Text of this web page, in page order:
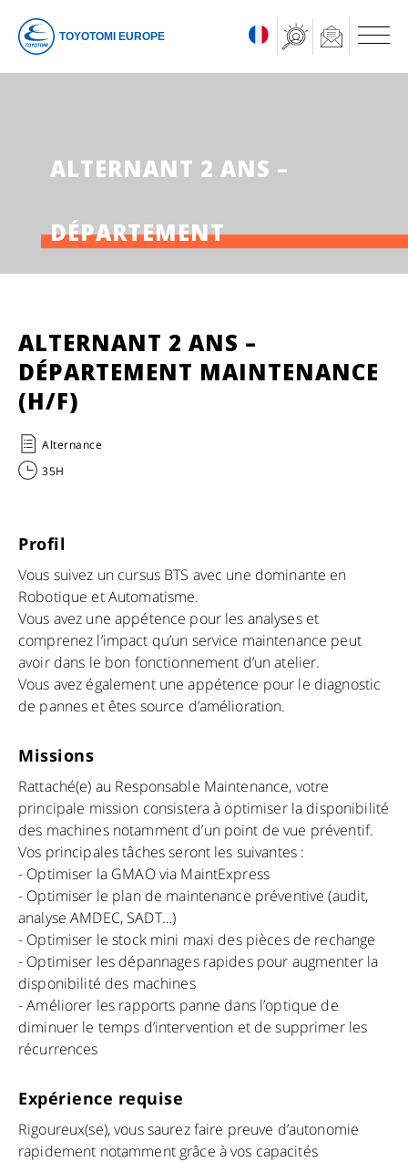
TOYOTOMI EUROPE
ALTERNANT 2 ANS –
DÉPARTEMENT
ALTERNANT 2 ANS –
DÉPARTEMENT MAINTENANCE
(H/F)
Alternance
35H
Profil
Vous suivez un cursus BTS avec une dominante en
Robotique et Automatisme.
Vous avez une appétence pour les analyses et
comprenez l’impact qu’un service maintenance peut
avoir dans le bon fonctionnement d’un atelier.
Vous avez également une appétence pour le diagnostic
de pannes et êtes source d’amélioration.
Missions
Rattaché(e) au Responsable Maintenance, votre
principale mission consistera à optimiser la disponibilité
des machines notamment d’un point de vue préventif.
Vos principales tâches seront les suivantes :
- Optimiser la GMAO via MaintExpress
- Optimiser le plan de maintenance préventive (audit,
analyse AMDEC, SADT…)
- Optimiser le stock mini maxi des pièces de rechange
- Optimiser les dépannages rapides pour augmenter la
disponibilité des machines
- Améliorer les rapports panne dans l’optique de
diminuer le temps d’intervention et de supprimer les
récurrences
Expérience requise
Rigoureux(se), vous saurez faire preuve d’autonomie
rapidement notamment grâce à vos capacités